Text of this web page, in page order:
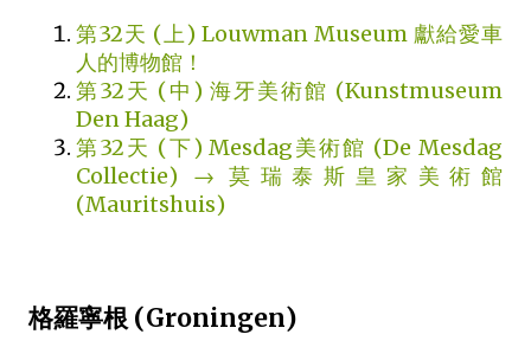
第32天 (上) Louwman Museum 獻給愛車
人的博物館！
第32天 (中) 海牙美術館 (Kunstmuseum
Den Haag)
第32天 (下) Mesdag美術館 (De Mesdag
Collectie) → 莫瑞泰斯皇家美術館
(Mauritshuis)
格羅寧根 (Groningen)